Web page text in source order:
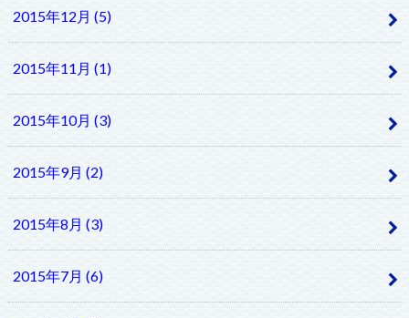
2015年12月 (5)
2015年11月 (1)
2015年10月 (3)
2015年9月 (2)
2015年8月 (3)
2015年7月 (6)